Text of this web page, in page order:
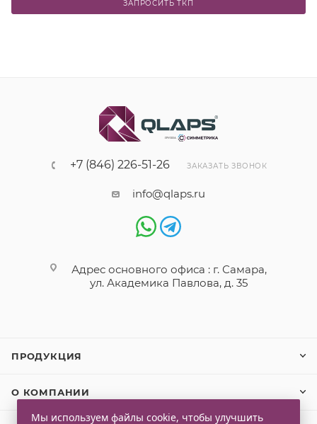
ЗАПРОСИТЬ ТКП
+7 (846) 226-51-26 ЗАКАЗАТЬ ЗВОНОК
info@qlaps.ru
Адрес основного офиса : г. Самара,
ул. Академика Павлова, д. 35
ПРОДУКЦИЯ
О КОМПАНИИ
Мы используем файлы cookie, чтобы улучшить